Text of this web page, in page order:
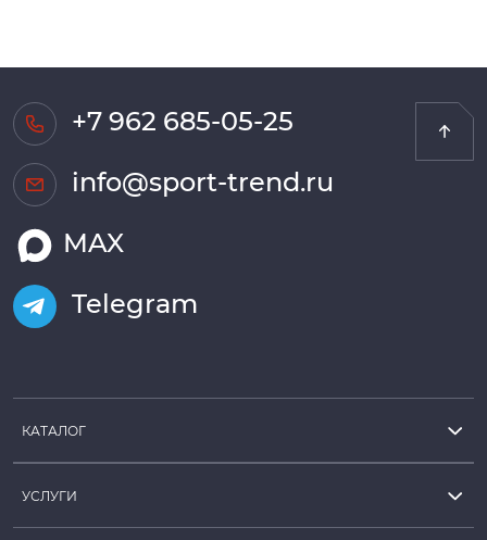
+7 962 685-05-25
info@sport-trend.ru
MAX
Telegram
КАТАЛОГ
УСЛУГИ